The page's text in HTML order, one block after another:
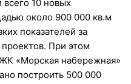
10 новых
около 900 000 кв.м
показателей за
При этом
«Морская набережная»
построить 500 000